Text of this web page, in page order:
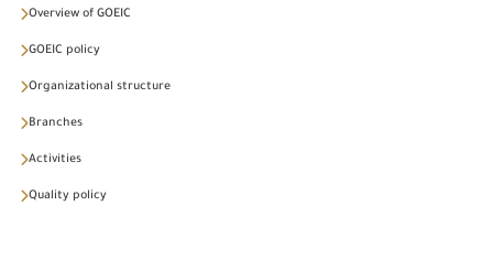
Overview of GOEIC
GOEIC policy
Organizational structure
Branches
Activities
Quality policy